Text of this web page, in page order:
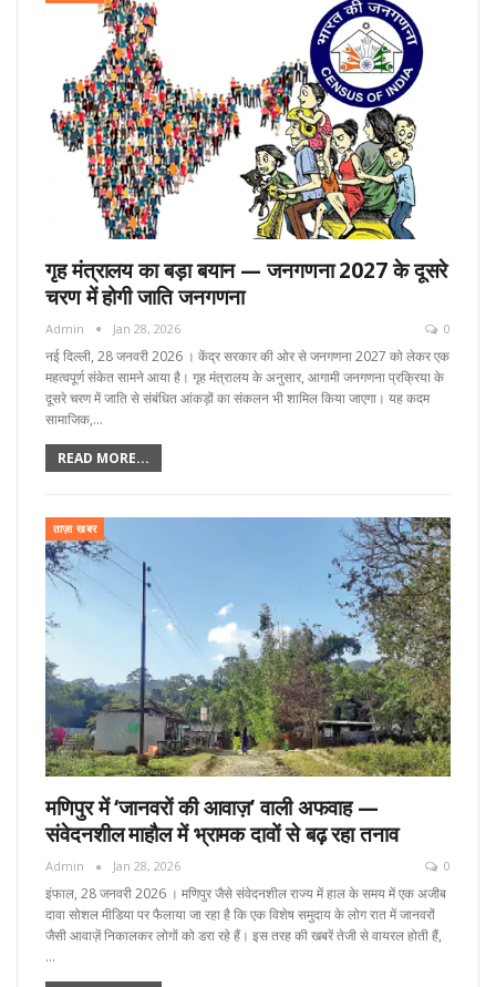
गृह मंत्रालय का बड़ा बयान — जनगणना 2027 के दूसरे
चरण में होगी जाति जनगणना
Admin Jan 28, 2026 0
नई दिल्ली, 28 जनवरी 2026 । केंद्र सरकार की ओर से जनगणना 2027 को लेकर एक
महत्वपूर्ण संकेत सामने आया है। गृह मंत्रालय के अनुसार, आगामी जनगणना प्रक्रिया के
दूसरे चरण में जाति से संबंधित आंकड़ों का संकलन भी शामिल किया जाएगा। यह कदम
सामाजिक,…
READ MORE...
ताज़ा खबर
मणिपुर में ‘जानवरों की आवाज़’ वाली अफवाह —
संवेदनशील माहौल में भ्रामक दावों से बढ़ रहा तनाव
Admin Jan 28, 2026 0
इंफाल, 28 जनवरी 2026 । मणिपुर जैसे संवेदनशील राज्य में हाल के समय में एक अजीब
दावा सोशल मीडिया पर फैलाया जा रहा है कि एक विशेष समुदाय के लोग रात में जानवरों
जैसी आवाज़ें निकालकर लोगों को डरा रहे हैं। इस तरह की खबरें तेजी से वायरल होती हैं,
…